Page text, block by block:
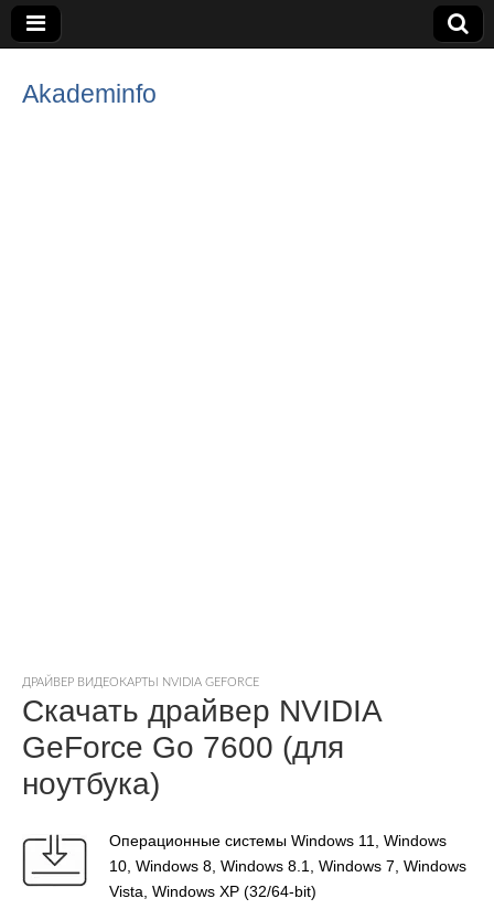
Akademinfo
ДРАЙВЕР ВИДЕОКАРТЫ NVIDIA GEFORCE
Скачать драйвер NVIDIA
GeForce Go 7600 (для
ноутбука)
Операционные системы Windows 11, Windows
10, Windows 8, Windows 8.1, Windows 7, Windows
Vista, Windows XP (32/64-bit)